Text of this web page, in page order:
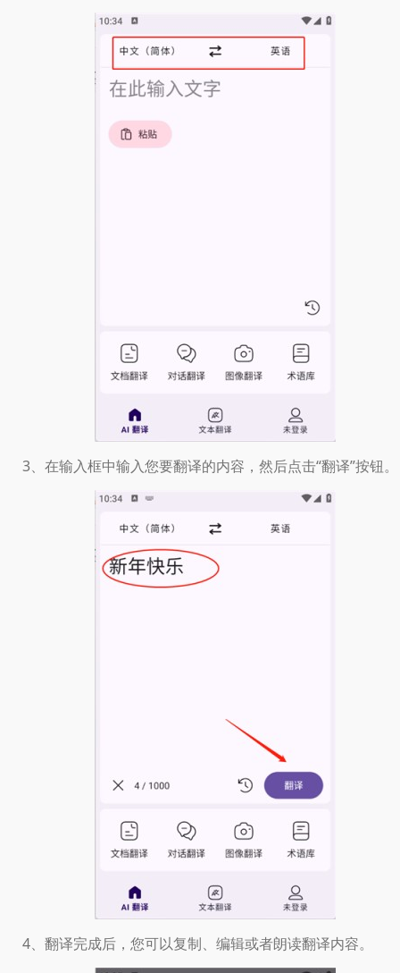
3、在输入框中输入您要翻译的内容，然后点击“翻译”按钮。
4、翻译完成后，您可以复制、编辑或者朗读翻译内容。